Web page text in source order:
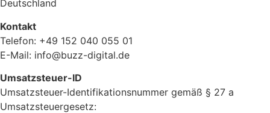
Deutschland
Kontakt
Telefon: +49 152 040 055 01
E-Mail: info@buzz-digital.de
Umsatzsteuer-ID
Umsatzsteuer-Identifikationsnummer gemäß § 27 a
Umsatzsteuergesetz: